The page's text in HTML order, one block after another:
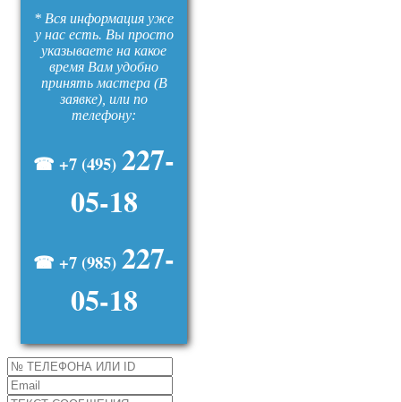
* Вся информация уже
у нас есть. Вы просто
указываете на какое
время Вам удобно
принять мастера (В
заявке), или по
телефону:
☎ +7 (495) 227-
05-18
☎ +7 (985) 227-
05-18